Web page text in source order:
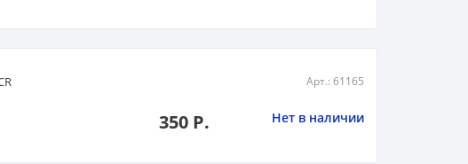
Арт.: 61165
350 Р. Нет в наличии